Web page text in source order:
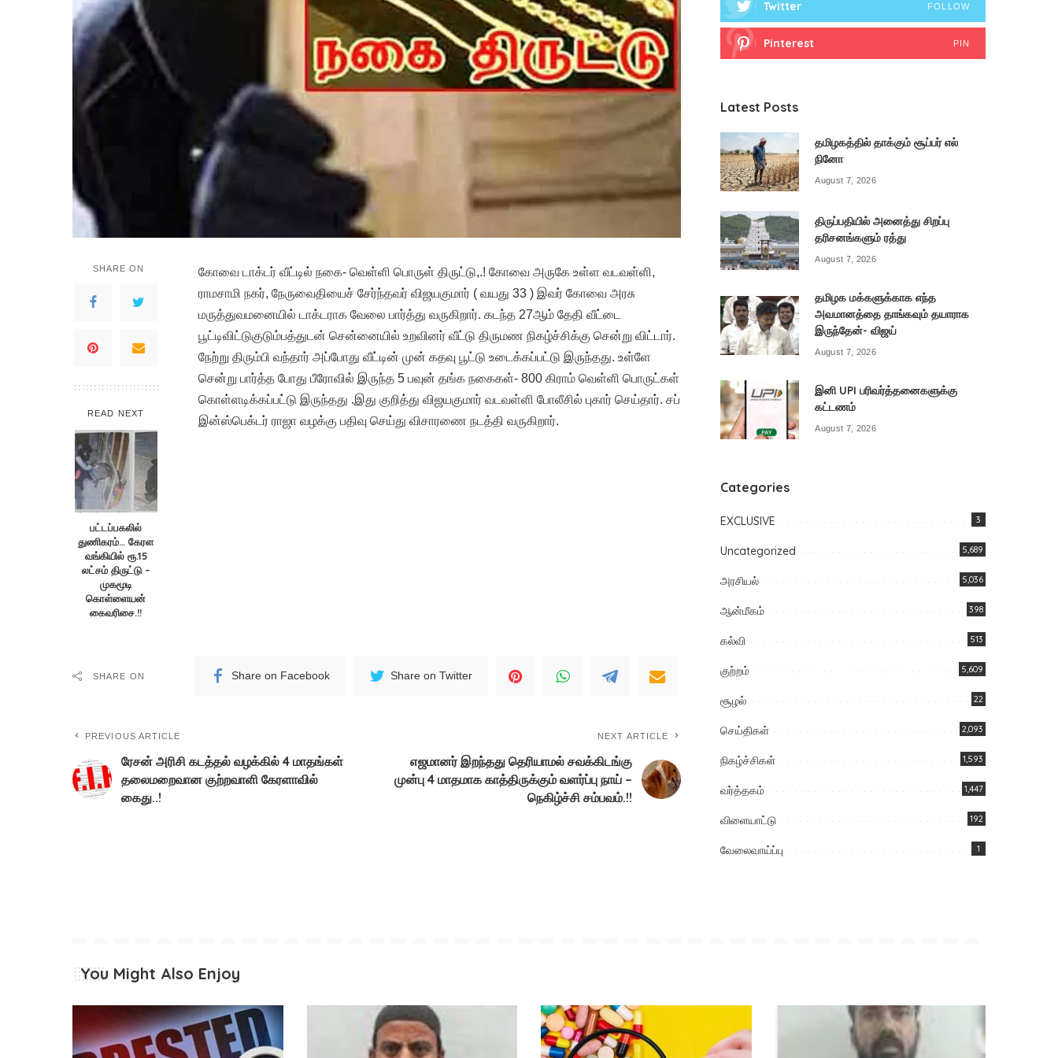
SHARE ON
READ NEXT
பட்டப்பகலில்
துணிகரம்… கேரள
வங்கியில் ரூ.15
லட்சம் திருட்டு –
முகமூடி
கொள்ளையன்
கைவரிசை.!!
கோவை டாக்டர் வீட்டில் நகை- வெள்ளி பொருள் திருட்டு,.! கோவை அருகே உள்ள வடவள்ளி,
ராமசாமி நகர், நேருவைதியைச் சேர்ந்தவர் விஜயகுமார் ( வயது 33 ) இவர் கோவை அரசு
மருத்துவமனையில் டாக்டராக வேலை பார்த்து வருகிறார். கடந்த 27ஆம் தேதி வீட்டை
பூட்டிவிட்டுகுடும்பத்துடன் சென்னையில் உறவினர் வீட்டு திருமண நிகழ்ச்சிக்கு சென்று விட்டார்.
நேற்று திரும்பி வந்தார் அப்போது வீட்டின் முன் கதவு பூட்டு உடைக்கப்பட்டு இருந்தது. உள்ளே
சென்று பார்த்த போது பீரோவில் இருந்த 5 பவுன் தங்க நகைகள்- 800 கிராம் வெள்ளி பொருட்கள்
கொள்ளடிக்கப்பட்டு இருந்தது .இது குறித்து விஜயகுமார் வடவள்ளி போலீசில் புகார் செய்தார். சப்
இன்ஸ்பெக்டர் ராஜா வழக்கு பதிவு செய்து விசாரணை நடத்தி வருகிறார்.
SHARE ON Share on Facebook Share on Twitter
PREVIOUS ARTICLE
ரேசன் அரிசி கடத்தல் வழக்கில் 4 மாதங்கள்
தலைமறைவான குற்றவாளி கேரளாவில்
கைது..!
NEXT ARTICLE
எஜமானர் இறந்தது தெரியாமல் சவக்கிடங்கு
முன்பு 4 மாதமாக காத்திருக்கும் வளர்ப்பு நாய் –
நெகிழ்ச்சி சம்பவம்.!!
Twitter FOLLOW
Pinterest PIN
Latest Posts
தமிழகத்தில் தாக்கும் சூப்பர் எல்
நினோ
August 7, 2026
திருப்பதியில் அனைத்து சிறப்பு
தரிசனங்களும் ரத்து
August 7, 2026
தமிழக மக்களுக்காக எந்த
அவமானத்தை தாங்கவும் தயாராக
இருந்தேன்- விஜய்
August 7, 2026
இனி UPI பரிவர்த்தனைகளுக்கு
கட்டணம்
August 7, 2026
Categories
EXCLUSIVE 3
Uncategorized 5,689
அரசியல் 5,036
ஆன்மீகம் 398
கல்வி 513
குற்றம் 5,609
சூழல் 22
செய்திகள் 2,093
நிகழ்ச்சிகள் 1,593
வர்த்தகம் 1,447
விளையாட்டு 192
வேலைவாய்ப்பு 1
You Might Also Enjoy